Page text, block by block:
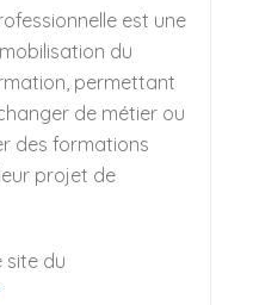
est une
du
permettant
de métier ou
des formations
projet de
site du